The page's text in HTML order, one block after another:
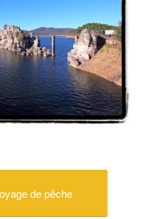
de pêche